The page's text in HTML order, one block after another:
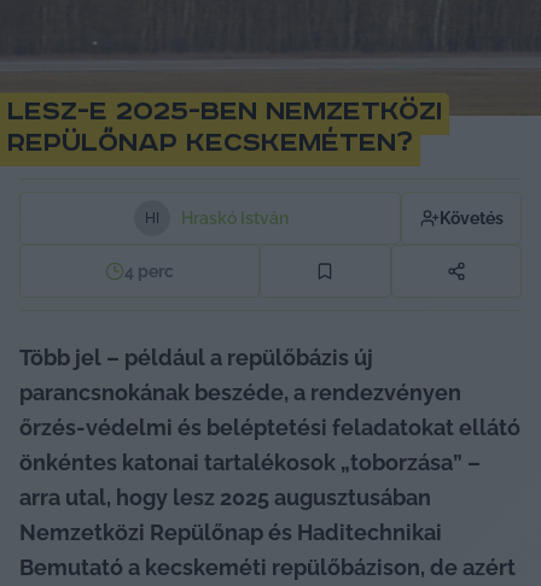
Lesz-e 2025-ben nemzetközi
repülőnap Kecskeméten?
H Hraskó István Követés
4 perc
Több jel – például a repülőbázis új
parancsnokának beszéde, a rendezvényen
őrzés-védelmi és beléptetési feladatokat ellátó
önkéntes katonai tartalékosok „toborzása” –
arra utal, hogy lesz 2025 augusztusában
Nemzetközi Repülőnap és Haditechnikai
Bemutató a kecskeméti repülőbázison, de azért